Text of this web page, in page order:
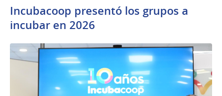
Incubacoop presentó los grupos a
incubar en 2026